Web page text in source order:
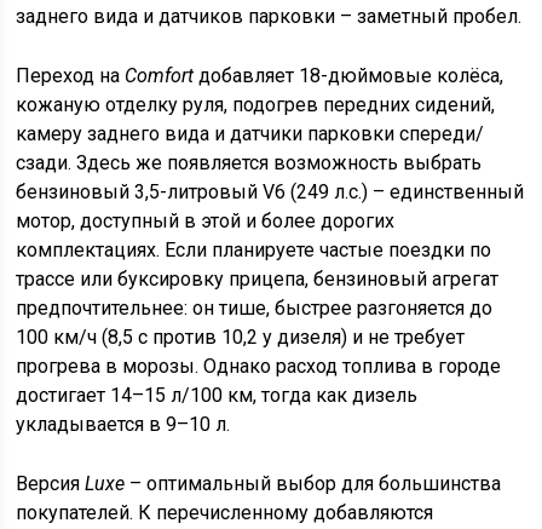
заднего вида и датчиков парковки – заметный пробел.
Переход на Comfort добавляет 18-дюймовые колёса,
кожаную отделку руля, подогрев передних сидений,
камеру заднего вида и датчики парковки спереди/
сзади. Здесь же появляется возможность выбрать
бензиновый 3,5-литровый V6 (249 л.с.) – единственный
мотор, доступный в этой и более дорогих
комплектациях. Если планируете частые поездки по
трассе или буксировку прицепа, бензиновый агрегат
предпочтительнее: он тише, быстрее разгоняется до
100 км/ч (8,5 с против 10,2 у дизеля) и не требует
прогрева в морозы. Однако расход топлива в городе
достигает 14–15 л/100 км, тогда как дизель
укладывается в 9–10 л.
ВерсияLuxe – оптимальный выбор для большинства
покупателей. К перечисленному добавляются